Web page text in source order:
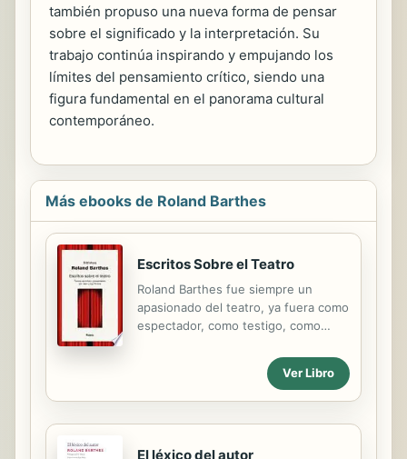
también propuso una nueva forma de pensar
sobre el significado y la interpretación. Su
trabajo continúa inspirando y empujando los
límites del pensamiento crítico, siendo una
figura fundamental en el panorama cultural
contemporáneo.
Más ebooks de Roland Barthes
Escritos Sobre el Teatro
Roland Barthes fue siempre un
apasionado del teatro, ya fuera como
espectador, como testigo, como
todo eso en una época excepcional,
en la que se dibujaron las grandes
líneas del paisaje teatral de hoy.
brechtiana, los textos de Barthes,
Ver Libro
El léxico del autor